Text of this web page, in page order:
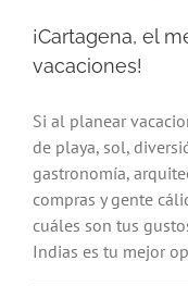
¡Cartagena, el
vacaciones!
Si al planear
de playa, sol,
gastronomía,
compras y gente
cuáles son tus
Indias es tu mejor